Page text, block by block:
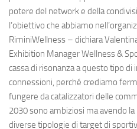
potere del network e della
l’obiettivo che abbiamo
RiminiWellness – dichiara
Exhibition Manager Wellness &
cassa di risonanza a questo tipo
connessioni, perché crediamo
fungere da catalizzatori delle
2030 sono ambiziosi ma avendo
diverse tipologie di target di